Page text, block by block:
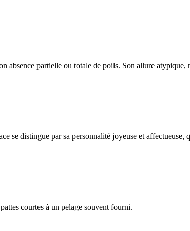
partielle ou totale de poils. Son allure atypique,
se distingue par sa personnalité joyeuse et affectueuse,
courtes à un pelage souvent fourni.